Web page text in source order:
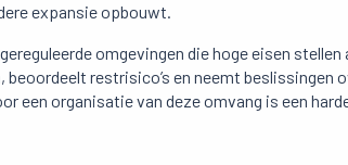
expansie opbouwt.
omgevingen die hoge eisen stellen
restrisico’s en neemt beslissingen
een organisatie van deze omvang is een